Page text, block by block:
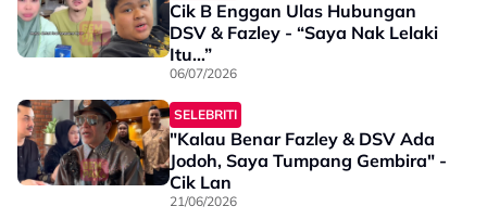
Cik B Enggan Ulas Hubungan
DSV & Fazley - “Saya Nak Lelaki
Itu…”
06/07/2026
SELEBRITI
"Kalau Benar Fazley & DSV Ada
Jodoh, Saya Tumpang Gembira" -
Cik Lan
21/06/2026